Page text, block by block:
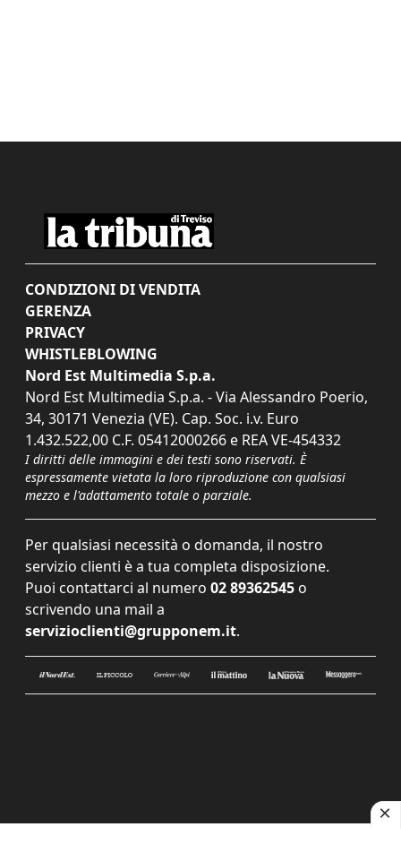
CONDIZIONI DI VENDITA
GERENZA
PRIVACY
WHISTLEBLOWING
Nord Est Multimedia S.p.a.
Nord Est Multimedia S.p.a. - Via Alessandro Poerio,
34, 30171 Venezia (VE). Cap. Soc. i.v. Euro
1.432.522,00 C.F. 05412000266 e REA VE-454332
I diritti delle immagini e dei testi sono riservati. È
espressamente vietata la loro riproduzione con qualsiasi
mezzo e l'adattamento totale o parziale.
Per qualsiasi necessità o domanda, il nostro
servizio clienti è a tua completa disposizione.
Puoi contattarci al numero 02 89362545 o
scrivendo una mail a
servizioclienti@grupponem.it.